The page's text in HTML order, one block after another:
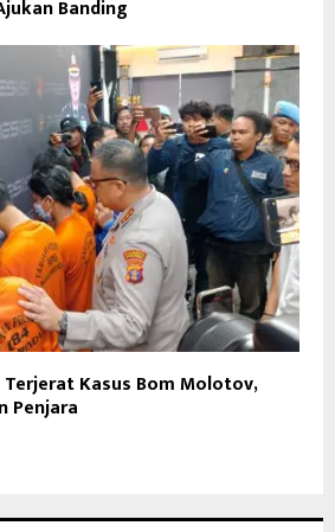
Banding
Kasus Bom Molotov,
Penjara